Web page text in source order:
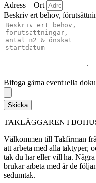
Adress + Ort
Beskriv ert behov,
Bifoga gärna eventuella
Skicka
TAKLÄGGAREN I
Välkommen till Takfirman
att arbeta med alla taktyper,
tak du har eller vill ha.
brukar arbeta med är de
sedumtak.